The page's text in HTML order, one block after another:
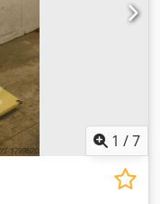
1 /7